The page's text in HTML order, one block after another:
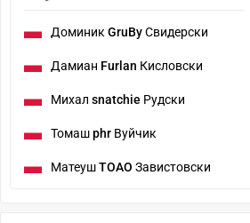
Доминик GruByСвидерски
Дамиан Furlan Кисловски
Михал snatchie Рудски
Томашphr Вуйчик
МатеушTOAO Завистовски